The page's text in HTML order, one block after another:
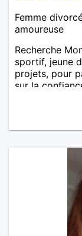
Femme
amoureuse
Recherche
sportif, jeune
projets, pour
sur la